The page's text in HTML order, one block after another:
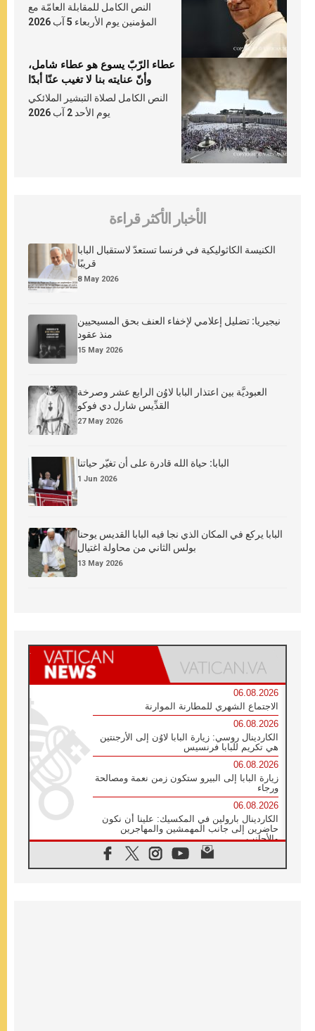
النص الكامل للمقابلة العامّة مع
المؤمنين يوم الأربعاء 5 آب 2026
عطاء الرّبّ يسوع هو عطاء شامل،
وأنّ عنايته بنا لا تغيب عنّا أبدًا
النص الكامل لصلاة التبشير الملائكي
يوم الأحد 2 آب 2026
الأخبار الأكثر قراءة
الكنيسة الكاثوليكية في فرنسا تستعدّ لاستقبال البابا
قريبًا
8 May 2026
نيجيريا: تضليل إعلامي لإخفاء العنف بحق المسيحيين
منذ عقود
15 May 2026
العبوديَّة بين اعتذار البابا لاوُن الرابع عشر وصرخة
القدِّيس شارل دي فوكو
27 May 2026
البابا: حياة الله قادرة على أن تغيّر حياتنا
1 Jun 2026
البابا يركع في المكان الذي نجا فيه البابا القديس يوحنا
بولس الثاني من محاولة اغتيال
13 May 2026
06.08.2026
الاجتماع الشهري للمطارنة الموارنة
06.08.2026
الكاردينال روسي: زيارة البابا لاوُن إلى الأرجنتين
هي تكريم للبابا فرنسيس
06.08.2026
زيارة البابا إلى البيرو ستكون زمن نعمة ومصالحة
ورجاء
06.08.2026
الكاردينال بارولين في المكسيك: علينا أن نكون
حاضرين إلى جانب المهمشين والمهاجرين
والأجانب
البابا لاوُن الرابع عشر للشباب في أسيزي: